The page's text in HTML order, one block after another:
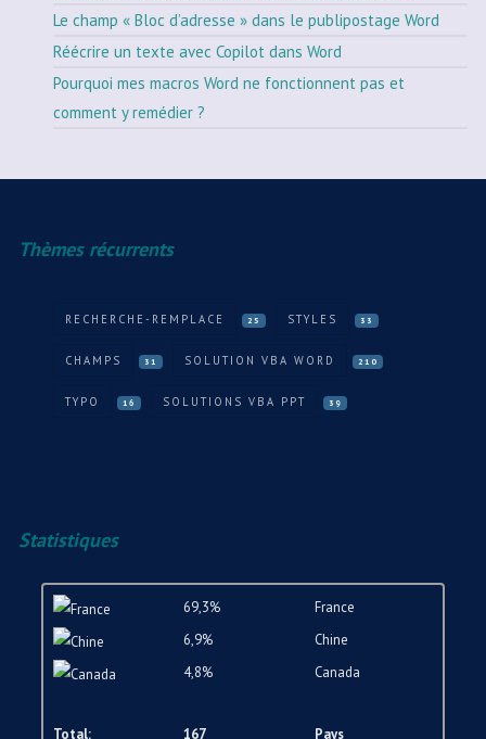
Le champ « Bloc d’adresse » dans le publipostage Word
Réécrire un texte avec Copilot dans Word
Pourquoi mes macros Word ne fonctionnent pas et
comment y remédier ?
Thèmes récurrents
RECHERCHE-REMPLACE 25 STYLES 33
CHAMPS 31 SOLUTION VBA WORD 210
TYPO 16 SOLUTIONS VBA PPT 39
Statistiques
69,3%
France
6,9%
Chine
4,8%
Canada
Total: 167 Pays